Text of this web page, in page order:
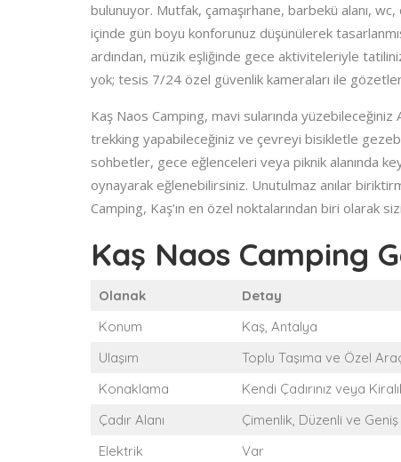
bulunuyor. Mutfak, çamaşırhane, barbekü alanı,
içinde gün boyu konforunuz düşünülerek
ardından, müzik eşliğinde gece aktiviteleriyle
yok; tesis 7/24 özel güvenlik kameraları ile
Kaş Naos Camping, mavi sularında yüzebileceğiniz
trekking yapabileceğiniz ve çevreyi bisikletle
sohbetler, gece eğlenceleri veya piknik alanında
oynayarak eğlenebilirsiniz. Unutulmaz anılar
Camping, Kaş’ın en özel noktalarından biri olarak
Kaş Naos Camping
Olanak
Detay
Konum
Kaş, Antalya
Ulaşım
Toplu Taşıma ve Özel
Konaklama
Kendi Çadırınız veya
Çadır Alanı
Çimenlik, Düzenli ve Geniş
Elektrik
Var